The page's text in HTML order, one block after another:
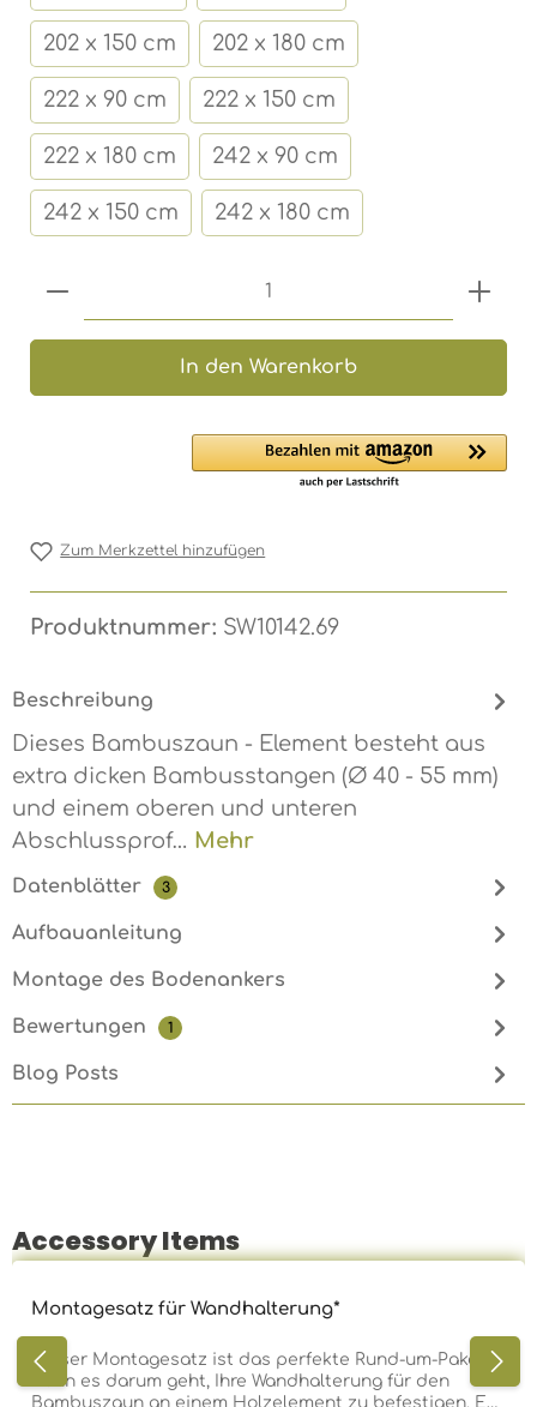
202 x 150 cm 202 x 180 cm
222 x 90 cm 222 x 150 cm
222 x 180 cm 242 x 90 cm
242 x 150 cm 242 x 180 cm
Produkt Anzahl: Gib den
In den Warenkorb
Zum Merkzettel hinzufügen
Produktnummer: SW10142.69
Beschreibung
Dieses Bambuszaun - Element besteht aus
extra dicken Bambusstangen (Ø 40 - 55 mm)
und einem oberen und unteren
Abschlussprof… Mehr
Datenblätter 3
Aufbauanleitung
Montage des Bodenankers
Bewertungen 1
Blog Posts
Produktgalerie überspringen
Accessory Items
Montagesatz für Wandhalterung*
Dieser Montagesatz ist das perfekte Rund-um-Paket,
wenn es darum geht, Ihre Wandhalterung für den
Bambuszaun an einem Holzelement zu befestigen. Es